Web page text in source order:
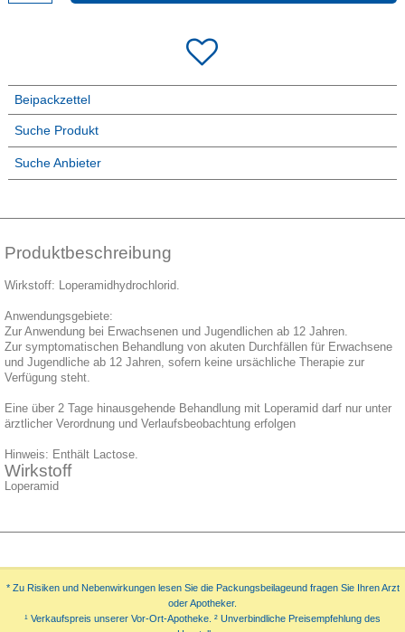
Beipackzettel
Suche Produkt
Suche Anbieter
Produktbeschreibung
Wirkstoff: Loperamidhydrochlorid.
Anwendungsgebiete:
Zur Anwendung bei Erwachsenen und Jugendlichen ab 12 Jahren.
Zur symptomatischen Behandlung von akuten Durchfällen für Erwachsene
und Jugendliche ab 12 Jahren, sofern keine ursächliche Therapie zur
Verfügung steht.
Eine über 2 Tage hinausgehende Behandlung mit Loperamid darf nur unter
ärztlicher Verordnung und Verlaufsbeobachtung erfolgen
Hinweis: Enthält Lactose.
Wirkstoff
Loperamid
* Zu Risiken und Nebenwirkungen lesen Sie die Packungsbeilageund fragen Sie Ihren Arzt
oder Apotheker.
¹ Verkaufspreis unserer Vor-Ort-Apotheke. ² Unverbindliche Preisempfehlung des